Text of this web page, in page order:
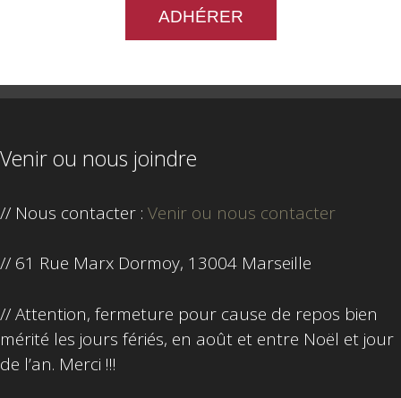
ADHÉRER
Venir ou nous joindre
// Nous contacter : Venir ou nous contacter
// 61 Rue Marx Dormoy, 13004 Marseille
// Attention, fermeture pour cause de repos bien
mérité les jours fériés, en août et entre Noël et jour
de l’an. Merci !!!